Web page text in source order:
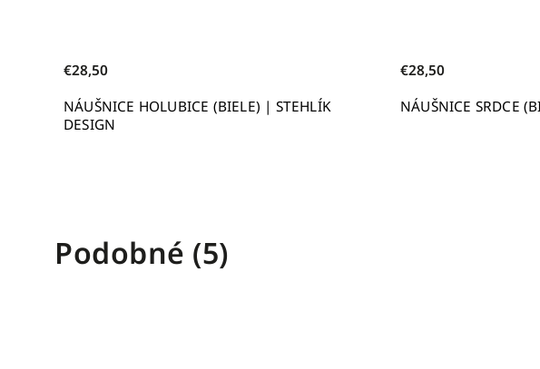
(BIELE) | STEHLÍK NÁUŠNICE SRDCE (BIELE) | STEHLÍK DESIGN
Podobné (5)